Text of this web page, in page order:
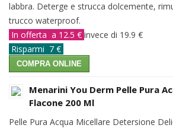
labbra. Deterge e strucca dolcemente,
trucco waterproof.
In offerta a 12.5 € invece di 19.9 €
Risparmi 7 €
COMPRA ONLINE
Menarini You Derm Pelle Pura
Flacone 200 Ml
Pelle Pura Acqua Micellare Detersione